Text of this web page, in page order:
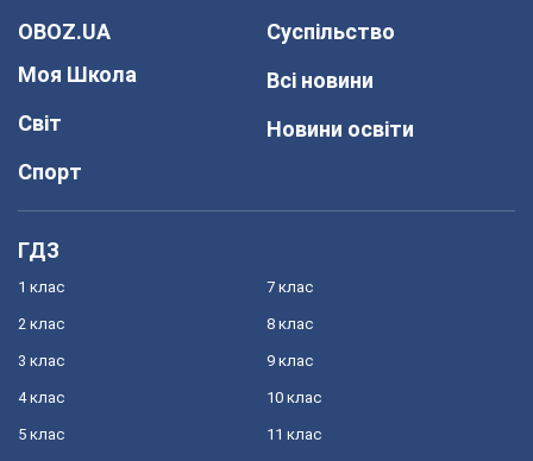
OBOZ.UA
Моя Школа
Світ
Спорт
Суспільство
Всі новини
Новини освіти
ГДЗ
1 клас
2 клас
3 клас
4 клас
5 клас
7 клас
8 клас
9 клас
10 клас
11 клас